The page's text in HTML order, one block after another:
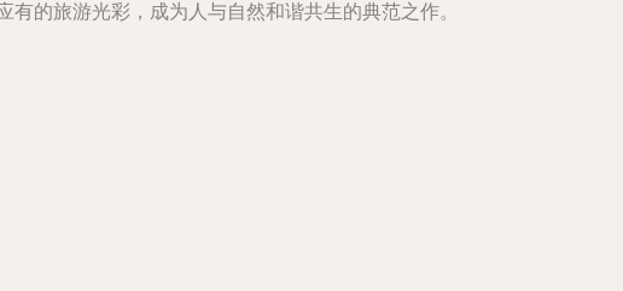
的旅游光彩，成为人与自然和谐共生的典范之作。